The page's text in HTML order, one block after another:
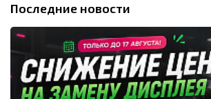
Последние новости